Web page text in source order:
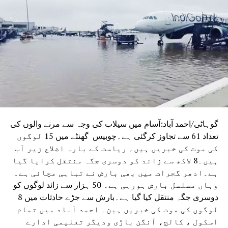
شالا-کمال مولہ مسجد کمپلیکس دراصل دیوی سرسوتی کا
مندر ہے۔ اسی فیصلے میں عدالت نے آثارِ قدیمہ کے سروے آف
انڈیا (اے ایس آئی) کے کئی دہائیوں پرانے اس حکم کو بھی
منسوخ کر دیا تھا، جس کے تحت مسلم برادری کو اس مقام پر
جمعہ کی نماز ادا کرنے کی اجازت حاصل تھی۔
گوہاٹی/احمد آباد:آسام میں سیلاب کی وجہ سے مرنے والوں کی
تعداد 61 سے تجاوز کرگئی ہے۔چوبیس گھنٹے میں 15 لوگوں
کی موت کی خبریں ہیں۔ ریاست کے بارہ اضلاع زیر آب
ہیں۔8 لاکھ سے زائد کو دوسری جگہ منتقل کرایا گیا
ہے۔ادھر گجرات میں بھی بارش نے تباہی مچائی ہے۔
وہاں مسلسل بارش ہورہی ہے۔ 50 ہزار سے زائد لوگوں کو
دوسری جگہ منتقل کیا گیا ہے۔بارش سے جڑے حادثات میں 8
لوگوں کی موت کی خبریں ہین۔ احمد آباد میں تمام
اسکول ، کالج، آنگن باڑی ودیگر تعلیمی ادارے